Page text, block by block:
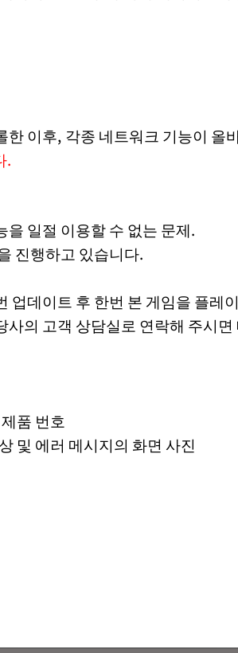
이후, 각종 네트워크 기능이 올
.
일절 이용할 수 없는 문제.
진행하고 있습니다.
업데이트 후 한번 본 게임을 플레
의 고객 상담실로 연락해 주시
품 번호
및 에러 메시지의 화면 사진